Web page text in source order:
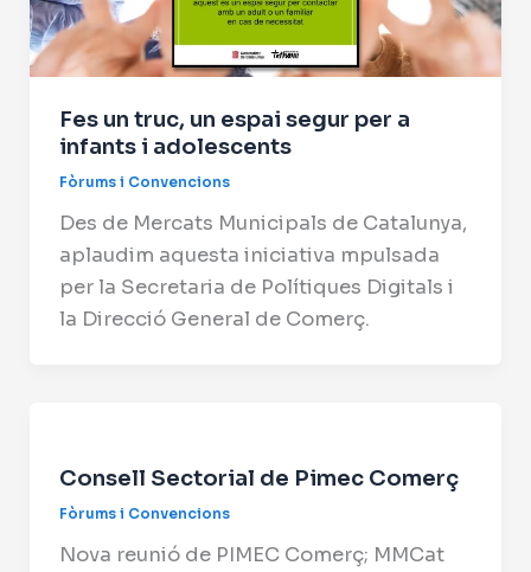
Fes un truc, un espai segur per a
infants i adolescents
Fòrums i Convencions
Des de Mercats Municipals de Catalunya,
aplaudim aquesta iniciativa mpulsada
per la Secretaria de Polítiques Digitals i
la Direcció General de Comerç.
Consell Sectorial de Pimec Comerç
Fòrums i Convencions
Nova reunió de PIMEC Comerç; MMCat